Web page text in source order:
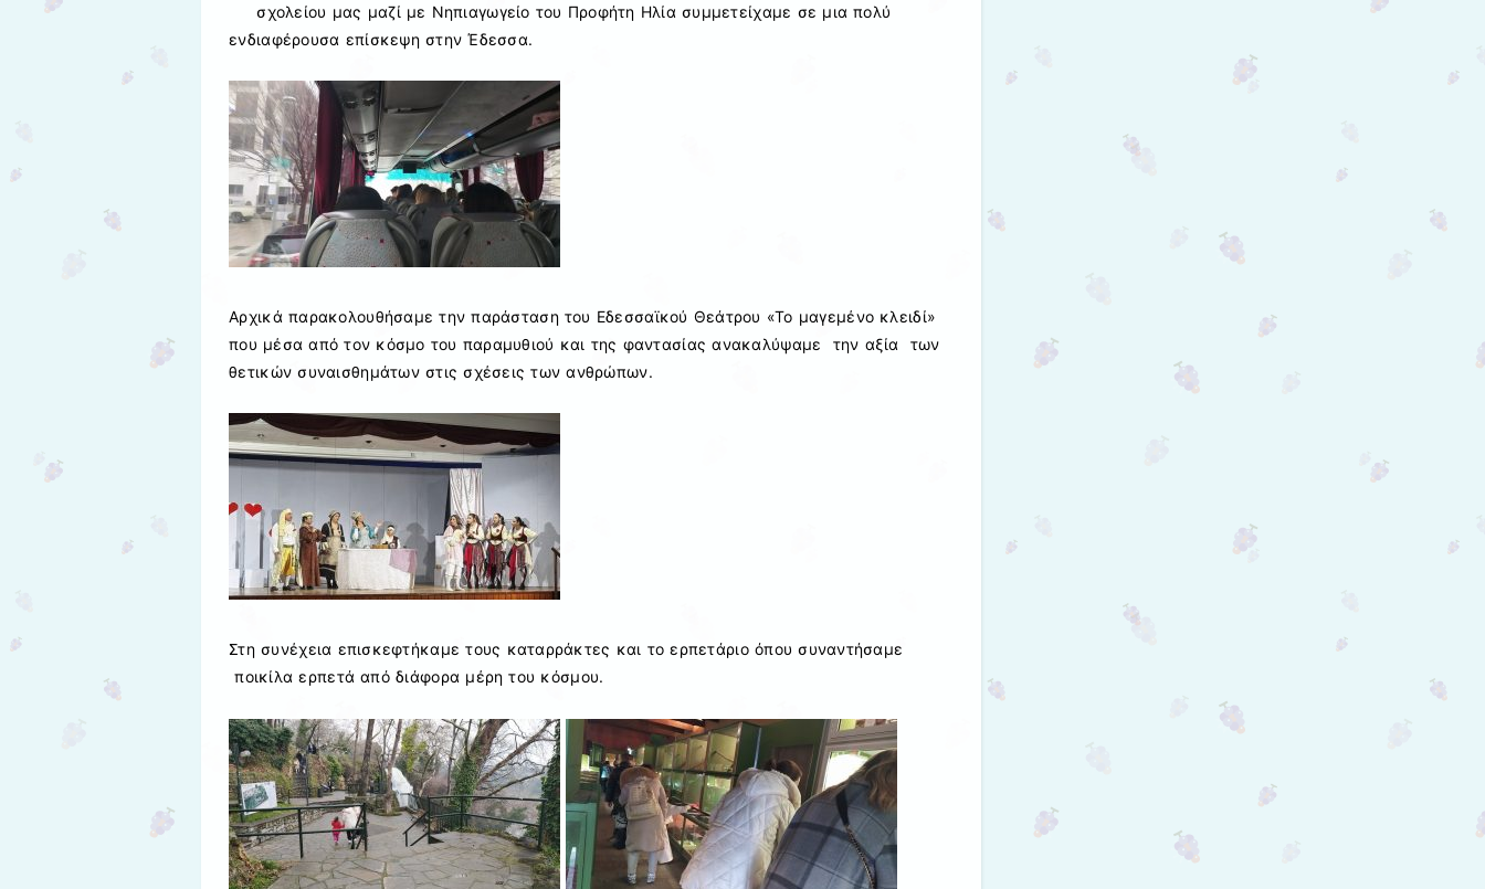
σχολείου μας μαζί με Νηπιαγωγείο του Προφήτη Ηλία συμμετείχαμε σε μια πολύ
ενδιαφέρουσα επίσκεψη στην Έδεσσα.
Αρχικά παρακολουθήσαμε την παράσταση του Εδεσσαϊκού Θεάτρου «Το μαγεμένο κλειδί»
που μέσα από τον κόσμο του παραμυθιού και της φαντασίας ανακαλύψαμε την αξία των
θετικών συναισθημάτων στις σχέσεις των ανθρώπων.
Στη συνέχεια επισκεφτήκαμε τους καταρράκτες και το ερπετάριο όπου συναντήσαμε
ποικίλα ερπετά από διάφορα μέρη του κόσμου.